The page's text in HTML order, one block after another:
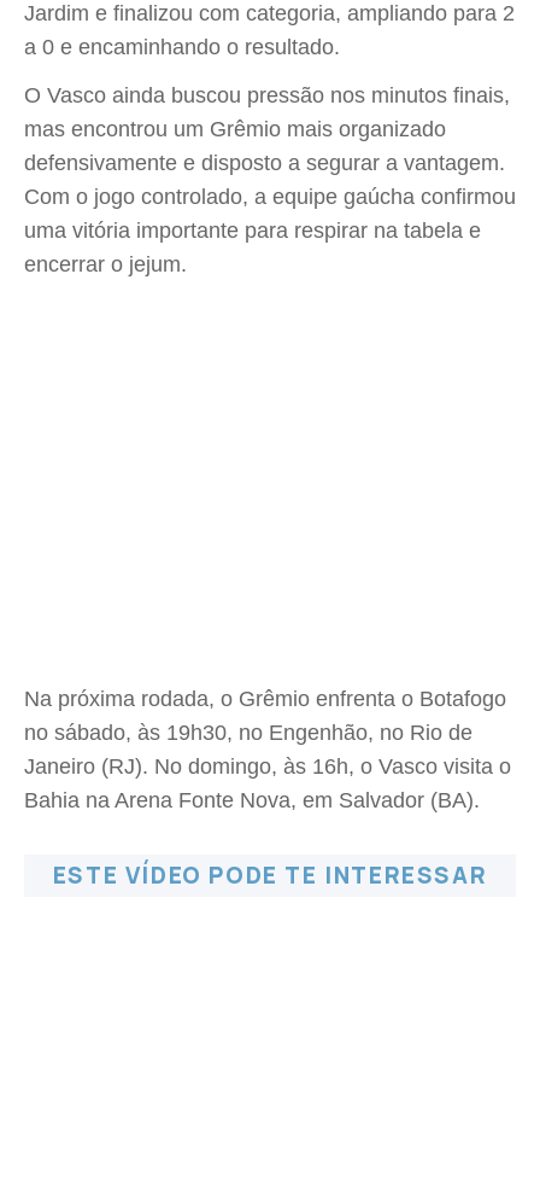
Jardim e finalizou com categoria, ampliando para 2
a 0 e encaminhando o resultado.
O Vasco ainda buscou pressão nos minutos finais,
mas encontrou um Grêmio mais organizado
defensivamente e disposto a segurar a vantagem.
Com o jogo controlado, a equipe gaúcha confirmou
uma vitória importante para respirar na tabela e
encerrar o jejum.
Na próxima rodada, o Grêmio enfrenta o Botafogo
no sábado, às 19h30, no Engenhão, no Rio de
Janeiro (RJ). No domingo, às 16h, o Vasco visita o
Bahia na Arena Fonte Nova, em Salvador (BA).
ESTE VÍDEO PODE TE INTERESSAR